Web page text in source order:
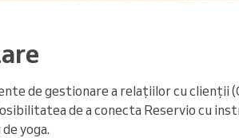
de gestionare a relațiilor cu clienții
de a conecta Reservio cu
yoga.